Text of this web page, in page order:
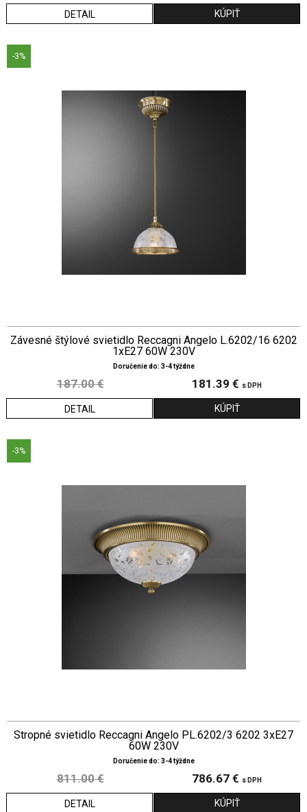
DETAIL
-3%
Závesné štýlové svietidlo Reccagni Angelo L.6202/16 6202
1xE27 60W 230V
Doručenie do: 3-4 týždne
187.00 € 181.39 € s DPH
DETAIL
-3%
Stropné svietidlo Reccagni Angelo PL.6202/3 6202 3xE27
60W 230V
Doručenie do: 3-4 týždne
811.00 € 786.67 € s DPH
DETAIL